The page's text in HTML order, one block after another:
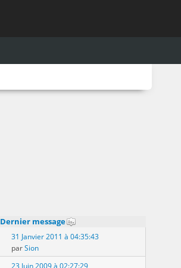
Dernier message
31 Janvier 2011 à 04:35:43
parSion
23 Juin 2009 à 02:27:29